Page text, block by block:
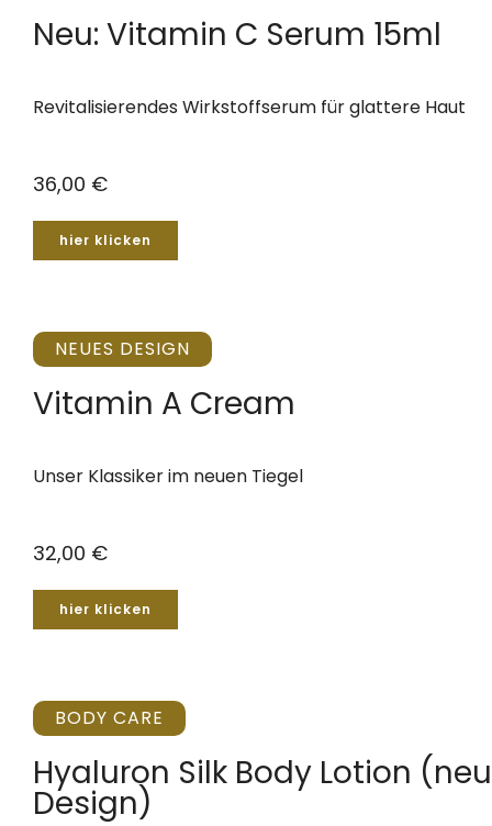
Neu: Vitamin C Serum 15ml
Revitalisierendes Wirkstoffserum für glattere Haut
36,00 €
hier klicken
NEUES DESIGN
Vitamin A Cream
Unser Klassiker im neuen Tiegel
32,00 €
hier klicken
BODY CARE
Hyaluron Silk Body Lotion
Design)